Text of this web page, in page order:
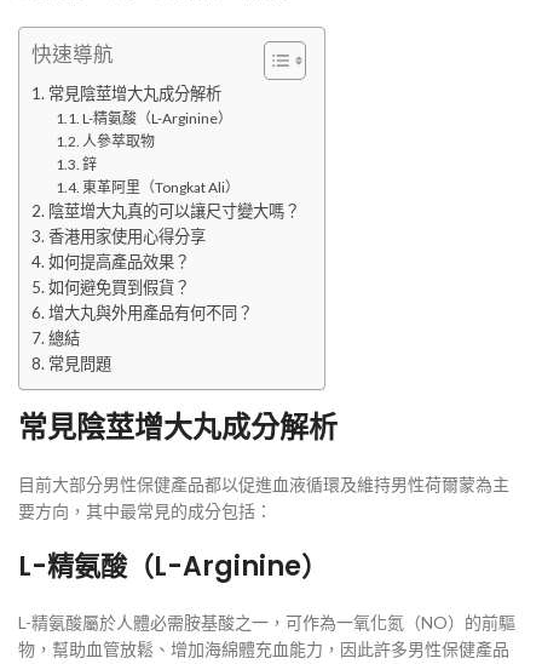
快速導航
常見陰莖增大丸成分解析
L-精氨酸（L-Arginine）
人參萃取物
鋅
東革阿里（Tongkat Ali）
陰莖增大丸真的可以讓尺寸變大嗎？
香港用家使用心得分享
如何提高產品效果？
如何避免買到假貨？
增大丸與外用產品有何不同？
總結
常見問題
常見陰莖增大丸成分解析
目前大部分男性保健產品都以促進血液循環及維持男性荷爾蒙為主
要方向，其中最常見的成分包括：
L-精氨酸（L-Arginine）
L-精氨酸屬於人體必需胺基酸之一，可作為一氧化氮（NO）的前驅
物，幫助血管放鬆、增加海綿體充血能力，因此許多男性保健產品